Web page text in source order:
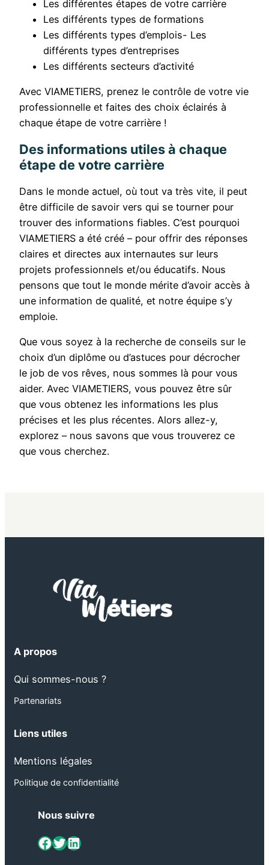
Les différentes étapes de votre carrière
Les différents types de formations
Les différents types d’emplois- Les
différents types d’entreprises
Les différents secteurs d’activité
Avec VIAMETIERS, prenez le contrôle de votre vie
professionnelle et faites des choix éclairés à
chaque étape de votre carrière !
Des informations utiles à chaque
étape de votre carrière
Dans le monde actuel, où tout va très vite, il peut
être difficile de savoir vers qui se tourner pour
trouver des informations fiables. C’est pourquoi
VIAMETIERS a été créé – pour offrir des réponses
claires et directes aux internautes sur leurs
projets professionnels et/ou éducatifs. Nous
pensons que tout le monde mérite d’avoir accès à
une information de qualité, et notre équipe s’y
emploie.
Que vous soyez à la recherche de conseils sur le
choix d’un diplôme ou d’astuces pour décrocher
le job de vos rêves, nous sommes là pour vous
aider. Avec VIAMETIERS, vous pouvez être sûr
que vous obtenez les informations les plus
précises et les plus récentes. Alors allez-y,
explorez – nous savons que vous trouverez ce
que vous cherchez.
A propos
Qui sommes-nous ?
Partenariats
Liens utiles
Mentions légales
Politique de confidentialité
Nous suivre
ViaMétiers sur Facebook Twitter LinkedIn